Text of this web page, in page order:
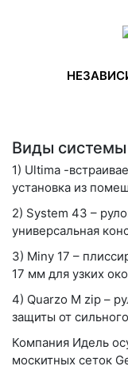
Виды
1) Ultima -
установка из
2) System 43 –
универсальная
3) Miny 17 –
17 мм для узких
4) Quarzo M zip –
защиты от
Компания Идель
москитных сеток